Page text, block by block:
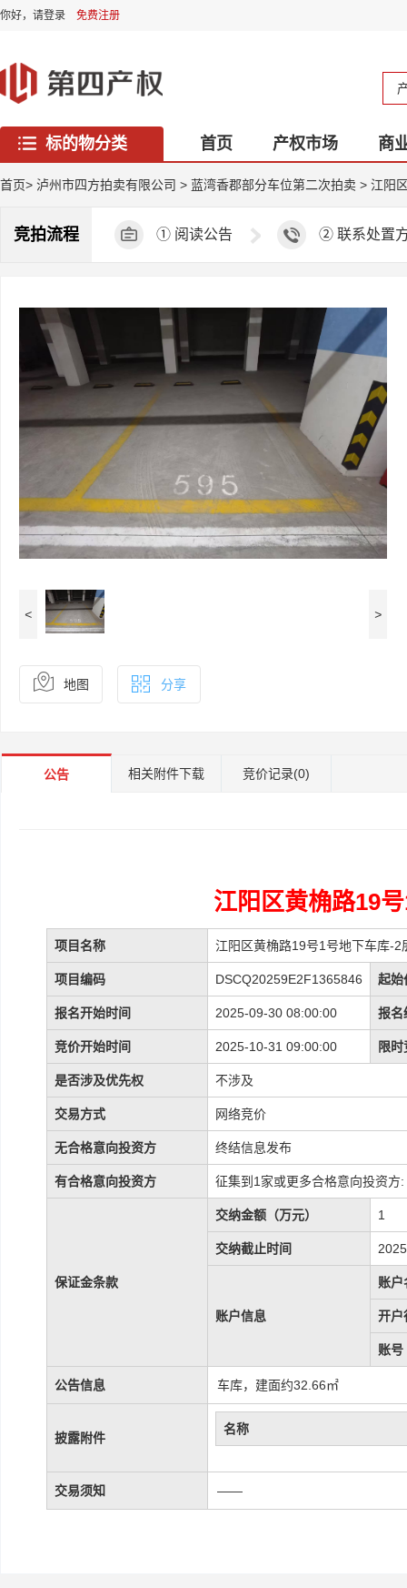
你好， 请登录 免费注册
标的物分类 首页 产权市场
商
西藏专区
首页> 泸州市四方拍卖有限公司 > 蓝湾香郡部分车位第二次拍卖 > 江阳
竞拍流程 ① 阅读公告 ② 联系处置
< >
地图 分享
公告 相关附件下载 竞价记录(0)
江阳区黄桷路19
项目名称 江阳区黄桷路19号1号地下车库-2
项目编码 DSCQ20259E2F1365846 起始
报名开始时间 2025-09-30 08:00:00 报名
竞价开始时间 2025-10-31 09:00:00 限
是否涉及优先权 不涉及
交易方式 网络竞价
无合格意向投资方 终结信息发布
有合格意向投资方 征集到1家或更多合格意向投资方
保证金条款
交纳金额（万元） 1
交纳截止时间
账户信息
账户
开户
账号
公告信息 车库，建面约32.66㎡
披露附件
名称
交易须知 ——